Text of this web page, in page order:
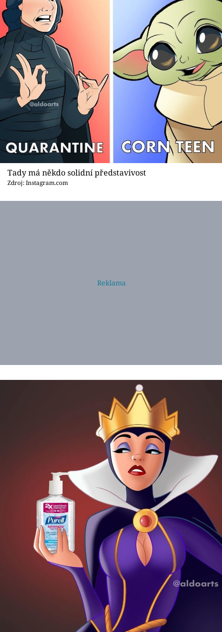
Tady má někdo solidní představivost
Zdroj: Instagram.com